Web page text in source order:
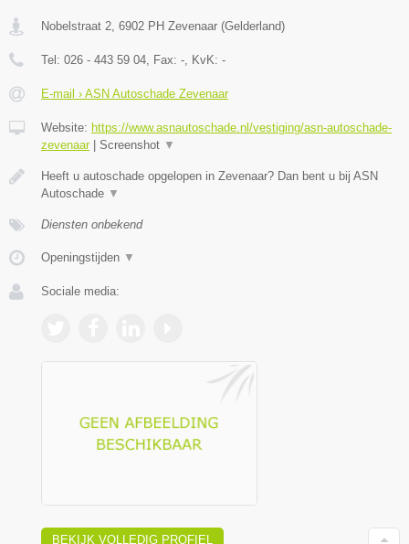
Nobelstraat 2 6902 PH Zevenaar (Gelderland)
Tel: 026 - 443 59 04 , Fax: - , KvK: -
E-mail › ASN Autoschade Zevenaar
Website: https://www.asnautoschade.nl/vestiging/asn-autoschade-
zevenaar| Screenshot ▼
Heeft u autoschade opgelopen in Zevenaar? Dan bent u bij ASN
Autoschade ▼
Diensten onbekend
Openingstijden ▼
Sociale media:
BEKIJK VOLLEDIG PROFIEL